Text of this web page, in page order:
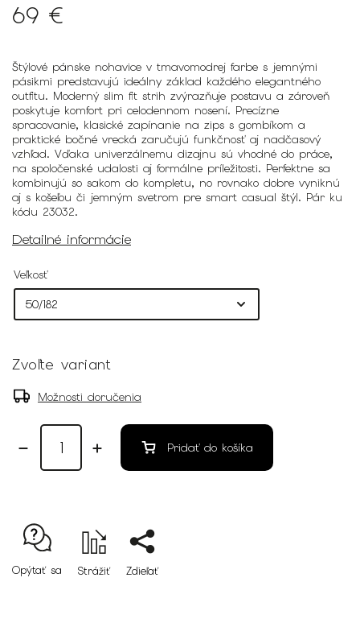
69 €
Štýlové pánske nohavice v tmavomodrej farbe s jemnými
pásikmi predstavujú ideálny základ každého elegantného
outfitu. Moderný slim fit strih zvýrazňuje postavu a zároveň
poskytuje komfort pri celodennom nosení. Precízne
spracovanie, klasické zapínanie na zips s gombíkom a
praktické bočné vrecká zaručujú funkčnosť aj nadčasový
vzhľad. Vďaka univerzálnemu dizajnu sú vhodné do práce,
na spoločenské udalosti aj formálne príležitosti. Perfektne sa
kombinujú so sakom do kompletu, no rovnako dobre vyniknú
aj s košeľou či jemným svetrom pre smart casual štýl. Pár ku
kódu 23032.
Detailné informácie
Veľkosť
Zvoľte variant
Možnosti doručenia
Pridať do košíka
Opýtať sa Strážiť Zdieľať